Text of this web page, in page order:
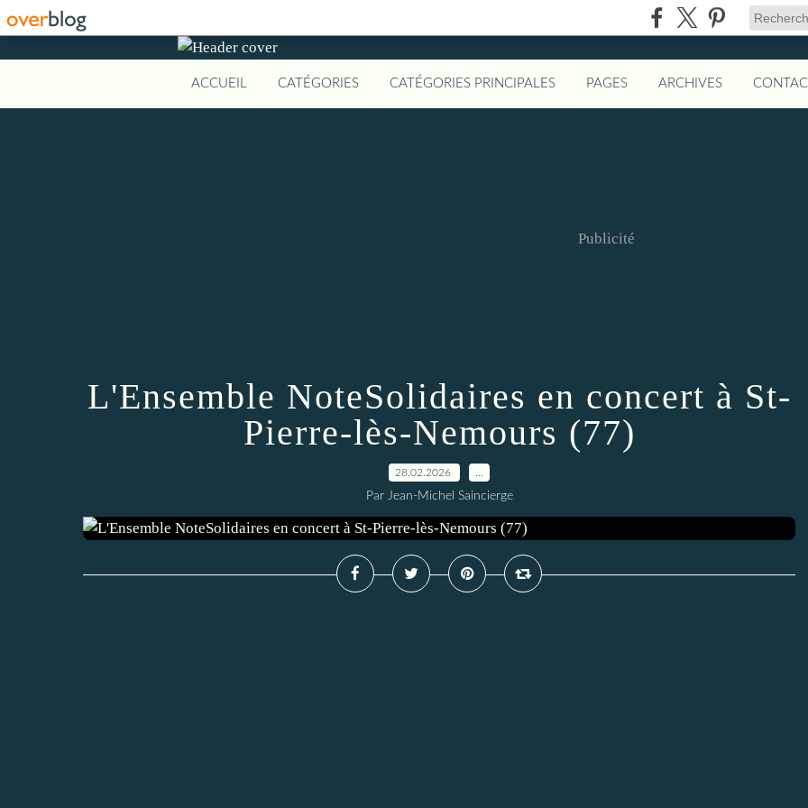
ACCUEIL CATÉGORIES CATÉGORIES PRINCIPALES PAGES ARCHIVES
Publicité
L'Ensemble NoteSolidaires en concert à St-
Pierre-lès-Nemours (77)
28.02.2026
Par Jean-Michel Saincierge